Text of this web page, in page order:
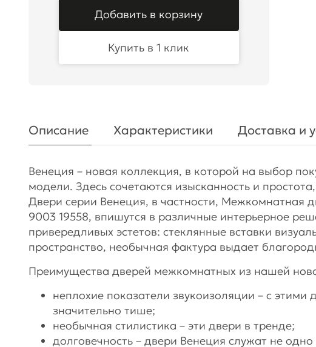
Добавить в корзину
Купить в 1 клик
Описание Характеристики Доставка и
Венеция – новая коллекция, в которой на выбор
модели. Здесь сочетаются изысканность и
Двери серии Венеция, в частности, Межкомнатная
9003 19558, впишутся в различные интерьерное
привередливых эстетов: стеклянные вставки
пространство, необычная фактура выдает
Преимущества дверей межкомнатных из нашей
неплохие показатели звукоизоляции – с
значительно тише;
необычная стилистика – эти двери в тренде;
долговечность – двери Венеция служат не одно